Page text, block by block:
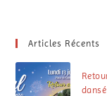
Articles Récents